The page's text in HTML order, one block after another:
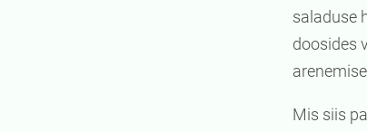
saladuse
doosides
Mis siis